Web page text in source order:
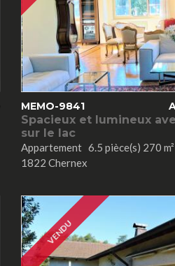
MEMO-9841
Spacieux et lumineux
sur le lac
Appartement 6.5 pièce(s) 270 m²
1822 Chernex
VENDU